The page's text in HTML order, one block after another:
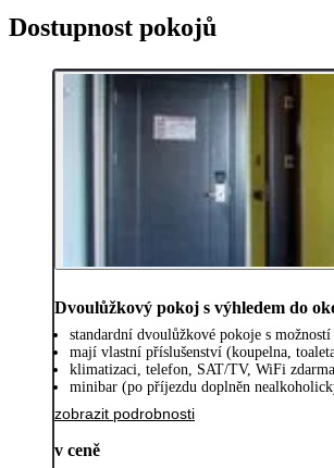
Dostupnost pokojů
Dvoulůžkový pokoj s výhledem do
standardní dvoulůžkové pokoje s
mají vlastní příslušenství (koupelna,
klimatizaci, telefon, SAT/TV, WiFi zdarma
minibar (po příjezdu doplněn
zobrazit podrobnosti
v ceně